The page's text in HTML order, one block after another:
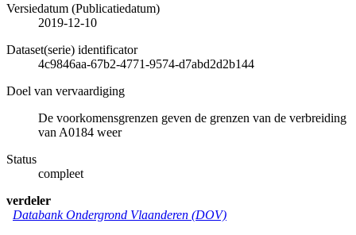
Versiedatum (Publicatiedatum)
2019-12-10
Dataset(serie) identificator
4c9846aa-67b2-4771-9574-d7abd2d2b144
Doel van vervaardiging
De voorkomensgrenzen geven de grenzen van de verbreiding
van A0184 weer
Status
compleet
verdeler
Databank Ondergrond Vlaanderen (DOV)